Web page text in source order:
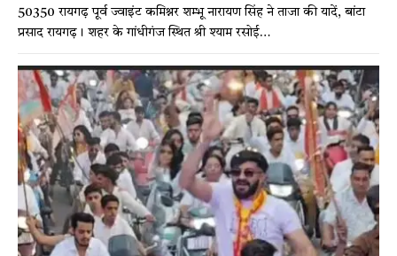
50350 रायगढ़ पूर्व ज्वाइंट कमिश्नर शम्भू नारायण सिंह ने ताजा की यादें, बांटा
प्रसाद रायगढ़। शहर के गांधीगंज स्थित श्री श्याम रसोई…